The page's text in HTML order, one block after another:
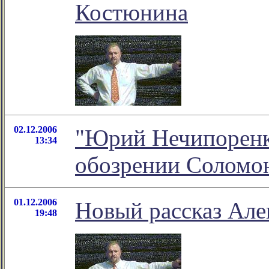
Костюнина
02.12.2006
13:34
"Юрий
обозрении
01.12.2006
19:48
Новый рассказ